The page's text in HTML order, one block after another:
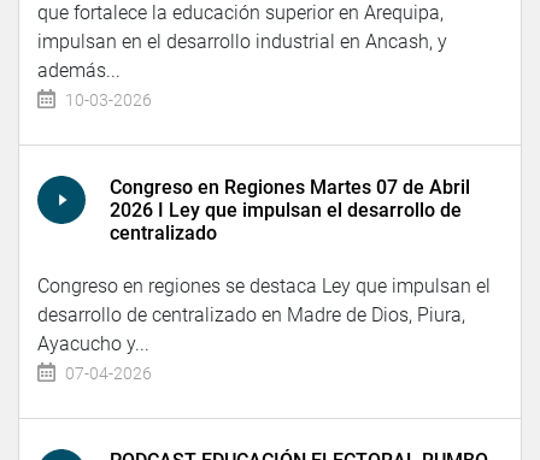
que fortalece la educación superior en Arequipa,
impulsan en el desarrollo industrial en Ancash, y
además...
10-03-2026
Congreso en Regiones Martes 07 de Abril
2026 I Ley que impulsan el desarrollo de
centralizado
Congreso en regiones se destaca Ley que impulsan el
desarrollo de centralizado en Madre de Dios, Piura,
Ayacucho y...
07-04-2026